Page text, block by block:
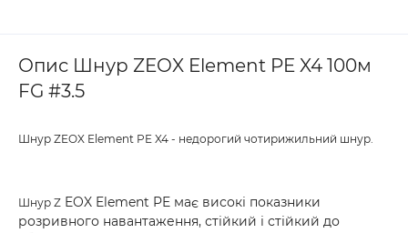
Опис Шнур ZEOX Element PE X4 100м
FG #3.5
Шнур ZEOX Element PE X4 - недорогий чотирижильний шнур.
Шнур Z EOX Element PE має високі показники
розривного навантаження, стійкий і стійкий до